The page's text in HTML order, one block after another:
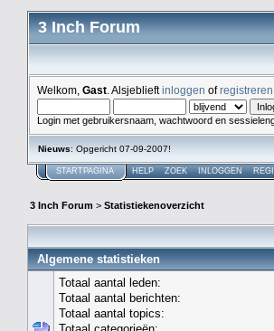
3 Inch Forum
Welkom, Gast . Alsjeblieftinloggen ofregistreren
Login met gebruikersnaam, wachtwoord en
Nieuws: Opgericht 07-09-2007!
STARTPAGINA HELP ZOEK INLOGGEN
3 Inch Forum > Statistiekenoverzicht
Algemene statistieken
Totaal aantal leden:
Totaal aantal berichten:
Totaal aantal topics: